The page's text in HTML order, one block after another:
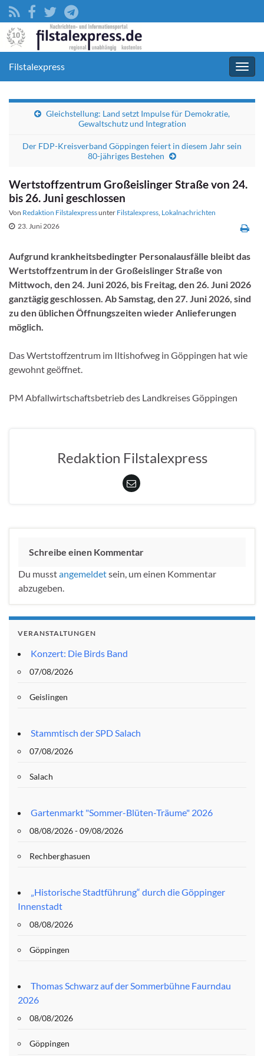
Filstalexpress
Gleichstellung: Land setzt Impulse für Demokratie,
Gewaltschutz und Integration
Der FDP-Kreisverband Göppingen feiert in diesem Jahr sein
80-jähriges Bestehen
Wertstoffzentrum Großeislinger Straße von 24.
bis 26. Juni geschlossen
Von Redaktion Filstalexpressunter Filstalexpress, Lokalnachrichten
23. Juni 2026
Aufgrund krankheitsbedingter Personalausfälle bleibt das
Wertstoffzentrum in der Großeislinger Straße von
Mittwoch, den 24. Juni 2026, bis Freitag, den 26. Juni 2026
ganztägig geschlossen. Ab Samstag, den 27. Juni 2026, sind
zu den üblichen Öffnungszeiten wieder Anlieferungen
möglich.
Das Wertstoffzentrum im Iltishofweg in Göppingen hat wie
gewohnt geöffnet.
PM Abfallwirtschaftsbetrieb des Landkreises Göppingen
Redaktion Filstalexpress
Schreibe einen Kommentar
Du musstangemeldetsein, um einen Kommentar
abzugeben.
VERANSTALTUNGEN
Konzert: Die Birds Band
07/08/2026
Geislingen
Stammtisch der SPD Salach
07/08/2026
Salach
Gartenmarkt "Sommer-Blüten-Träume" 2026
08/08/2026 - 09/08/2026
Rechberghasuen
„Historische Stadtführung“ durch die Göppinger
Innenstadt
08/08/2026
Göppingen
Thomas Schwarz auf der Sommerbühne Faurndau
2026
08/08/2026
Göppingen